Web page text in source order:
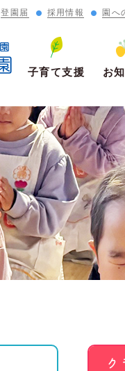
登園届 採用情報 園へ
子育て支援 お
ク